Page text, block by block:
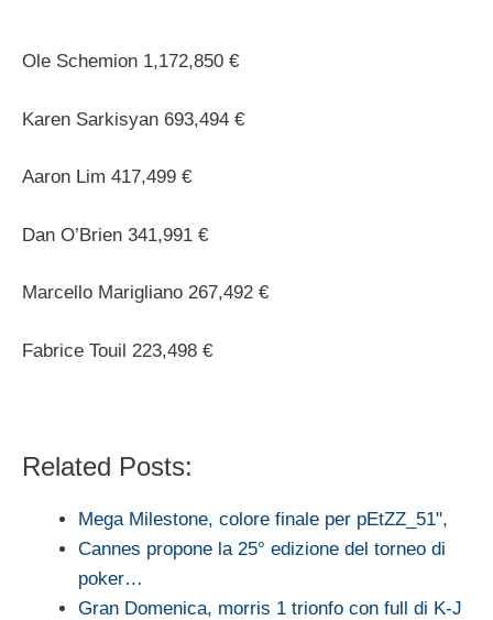
Ole Schemion 1,172,850 €
Karen Sarkisyan 693,494 €
Aaron Lim 417,499 €
Dan O’Brien 341,991 €
Marcello Marigliano 267,492 €
Fabrice Touil 223,498 €
Related Posts:
Mega Milestone, colore finale per pEtZZ_51",
Cannes propone la 25° edizione del torneo di
poker…
Gran Domenica, morris 1 trionfo con full di K-J